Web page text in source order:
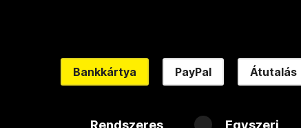
Bankkártya PayPal Átutalás
Rendszeres Egyszeri